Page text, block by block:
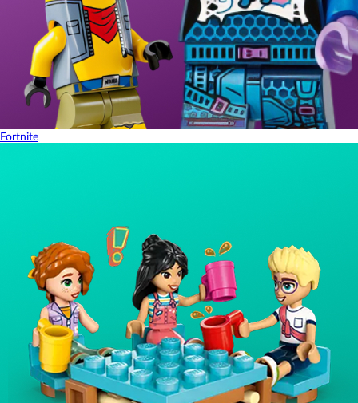
Fortnite